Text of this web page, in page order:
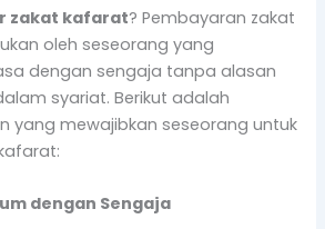
zakat kafarat? Pembayaran zakat
oleh seseorang yang
dengan sengaja tanpa alasan
syariat. Berikut adalah
yang mewajibkan seseorang untuk
dengan Sengaja